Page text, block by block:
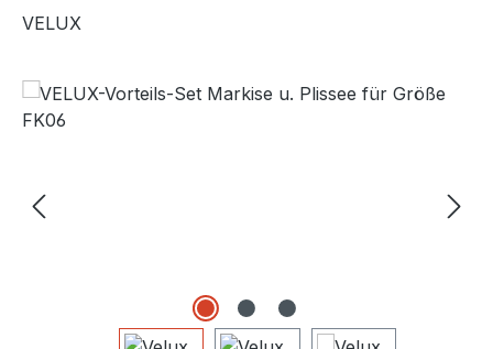
VELUX
Bildergalerie überspringen